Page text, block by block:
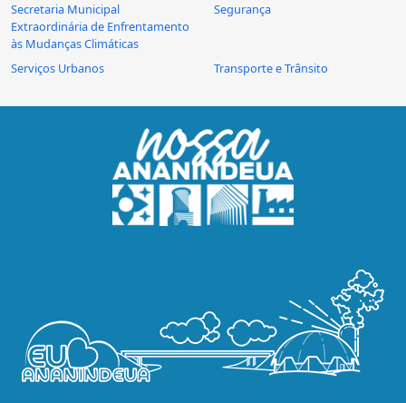
Secretaria Municipal
Extraordinária de Enfrentamento
às Mudanças Climáticas
Segurança
Serviços Urbanos Transporte e Trânsito